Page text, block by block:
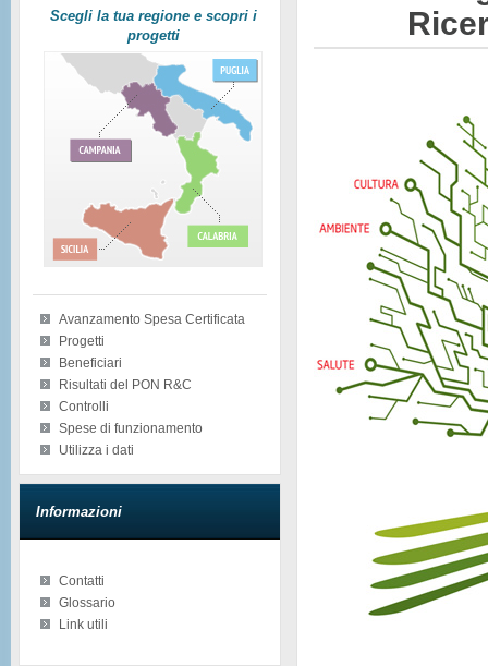
Scegli la tua regione e scopri i
progetti
Avanzamento Spesa Certificata
Progetti
Beneficiari
Risultati del PON R&C
Controlli
Spese di funzionamento
Utilizza i dati
Informazioni
Contatti
Glossario
Link utili